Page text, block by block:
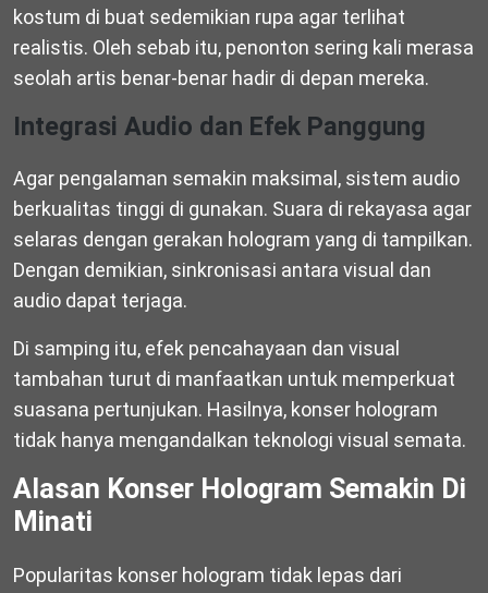
kostum di buat sedemikian rupa agar terlihat
realistis. Oleh sebab itu, penonton sering kali merasa
seolah artis benar-benar hadir di depan mereka.
Integrasi Audio dan Efek Panggung
Agar pengalaman semakin maksimal, sistem audio
berkualitas tinggi di gunakan. Suara di rekayasa agar
selaras dengan gerakan hologram yang di tampilkan.
Dengan demikian, sinkronisasi antara visual dan
audio dapat terjaga.
Di samping itu, efek pencahayaan dan visual
tambahan turut di manfaatkan untuk memperkuat
suasana pertunjukan. Hasilnya, konser hologram
tidak hanya mengandalkan teknologi visual semata.
Alasan Konser Hologram Semakin Di
Minati
Popularitas konser hologram tidak lepas dari